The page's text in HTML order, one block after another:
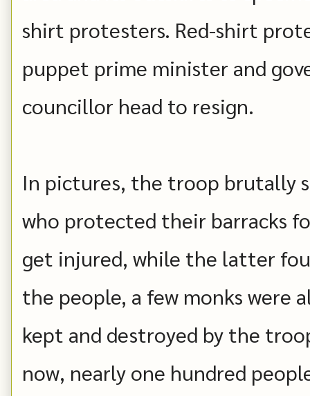
shirt protesters. Red-shirt
puppet prime minister and
councillor head to resign.
In pictures, the troop brutally
who protected their barracks
get injured, while the latter
the people, a few monks were
kept and destroyed by the
now, nearly one hundred